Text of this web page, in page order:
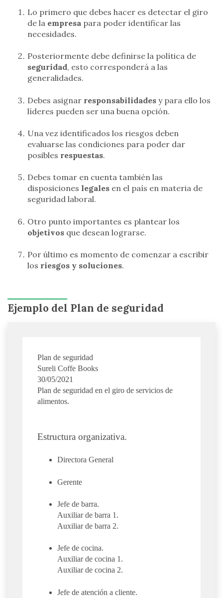
Lo primero que debes hacer es detectar el giro
de la empresa para poder identificar las
necesidades.
Posteriormente debe definirse la política de
seguridad, esto corresponderá a las
generalidades.
Debes asignar responsabilidades y para ello los
líderes pueden ser una buena opción.
Una vez identificados los riesgos deben
evaluarse las condiciones para poder dar
posibles respuestas.
Debes tomar en cuenta también las
disposiciones legales en el país en materia de
seguridad laboral.
Otro punto importantes es plantear los
objetivos que desean lograrse.
Por último es momento de comenzar a escribir
los riesgos y soluciones.
Ejemplo del Plan de seguridad
Plan de seguridad
Sureli Coffe Books
30/05/2021
Plan de seguridad en el giro de servicios de
alimentos.
Estructura organizativa.
Directora General
Gerente
Jefe de barra.
Auxiliar de barra 1.
Auxiliar de barra 2.
Jefe de cocina.
Auxiliar de cocina 1.
Auxiliar de cocina 2.
Jefe de atención a cliente.